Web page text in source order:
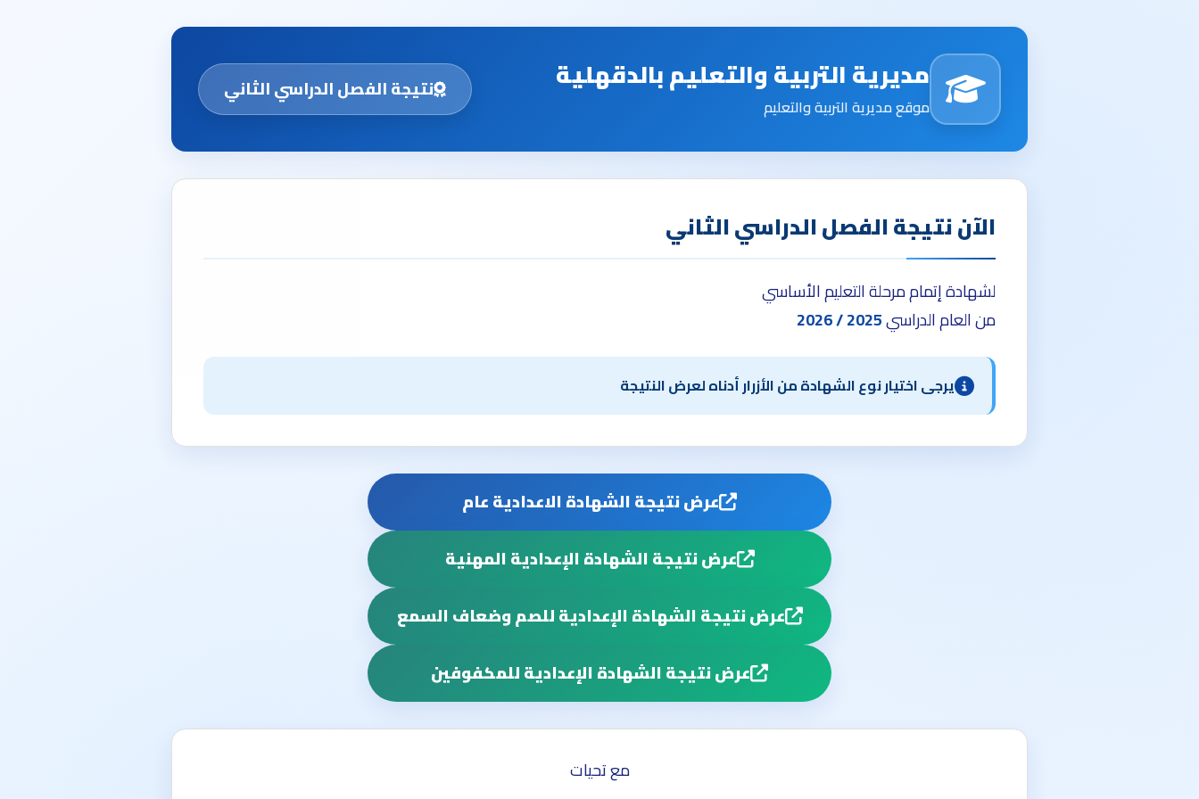
مديرية التربية والتعليم بالدقهلية
موقع مديرية التربية والتعليم
نتيجة الفصل الدراسي الثاني
الآن نتيجة الفصل الدراسي الثاني
لشهادة إتمام مرحلة التعليم الأساسي
من العام الدراسي2025 / 2026
يرجى اختيار نوع الشهادة من الأزرار أدناه لعرض النتيجة
عرض نتيجة الشهادة الاعدادية عام
عرض نتيجة الشهادة الإعدادية المهنية
عرض نتيجة الشهادة الإعدادية للصم وضعاف السمع
عرض نتيجة الشهادة الإعدادية للمكفوفين
مع تحيات